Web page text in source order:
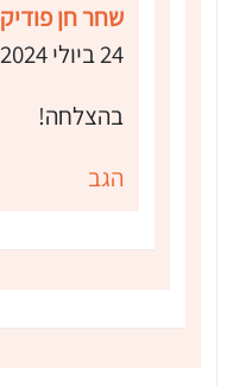
שחר חן פודיק
24 ביולי 2024 בשעה 17:15
בהצלחה!
הגב